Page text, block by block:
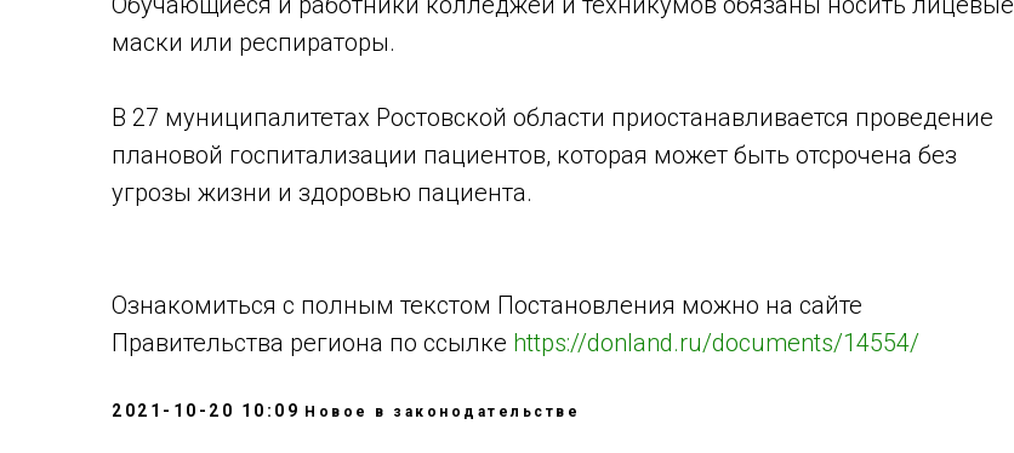
маски или респираторы.
В 27 муниципалитетах Ростовской области приостанавливается проведение
плановой госпитализации пациентов, которая может быть отсрочена без
угрозы жизни и здоровью пациента.
Ознакомиться с полным текстом Постановления можно на сайте
Правительства региона по ссылке https://donland.ru/documents/14554/
2021-10-20 10:09 Новое в законодательстве